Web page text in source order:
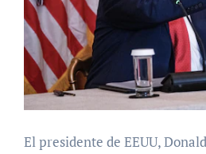
El presidente de EEUU,